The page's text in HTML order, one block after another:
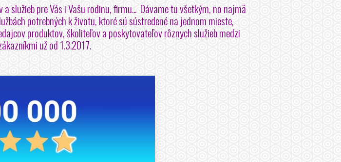
služieb pre Vás i Vašu rodinu, firmu... Dávame tu všetkým, no najmä
potrebných k životu, ktoré sú sústredené na jednom mieste,
produktov, školiteľov a poskytovateľov rôznych služieb medzi
už od 1.3.2017.